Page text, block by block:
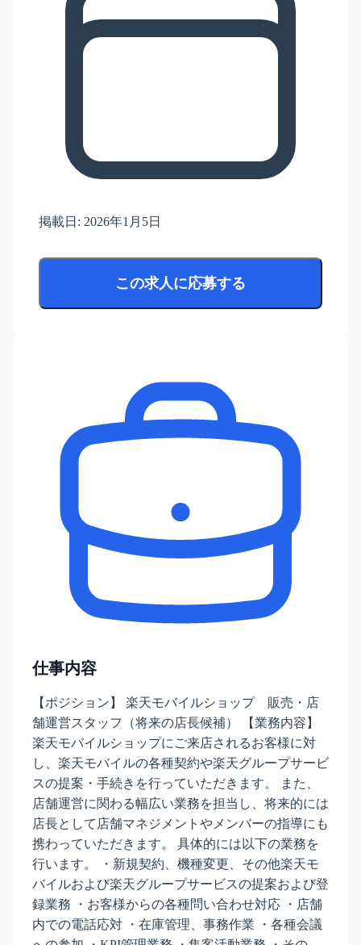
掲載日: 2026年1月5日
この求人に応募する
仕事内容
【ポジション】 楽天モバイルショップ 販売・店
舗運営スタッフ（将来の店長候補） 【業務内容】
楽天モバイルショップにご来店されるお客様に対
し、楽天モバイルの各種契約や楽天グループサービ
スの提案・手続きを行っていただきます。 また、
店舗運営に関わる幅広い業務を担当し、将来的には
店長として店舗マネジメントやメンバーの指導にも
携わっていただきます。 具体的には以下の業務を
行います。 ・新規契約、機種変更、その他楽天モ
バイルおよび楽天グループサービスの提案および登
録業務 ・お客様からの各種問い合わせ対応 ・店舗
内での電話応対 ・在庫管理、事務作業 ・各種会議